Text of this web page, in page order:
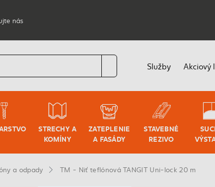
nás
Služby Akciový
STRECHY A
KOMÍNY
ZATEPLENIE
A FASÁDY
STAVEBNÉ
REZIVO
a odpady TM - Niť teflónová TANGIT Uni-lock 20 m